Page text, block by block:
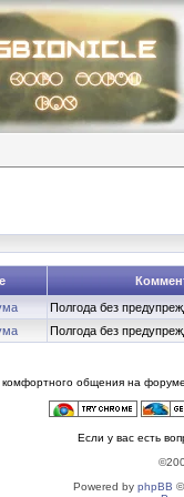
Полгода без
Полгода без
комфортного общения на
Если у вас есть
Powered by phpBB